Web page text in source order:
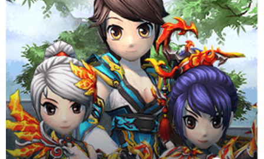
ยุทธภพครบสลึง จากการ์ตูนดัง สู่เกม MMORPG ยอดฮิต กว่า 7 ล้าน
ไอดี
Website
Download